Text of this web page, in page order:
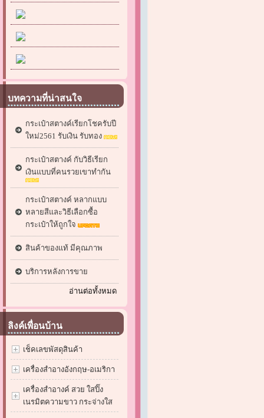
บทความที่น่าสนใจ
กระเป๋าสตางค์เรียกโชครับปี
ใหม่2561 รับเงิน รับทอง
กระเป๋าสตางค์ กับวิธีเรียก
เงินแบบที่คนรวยเขาทำกัน
กระเป๋าสตางค์ หลากแบบ
หลายสีและวิธีเลือกซื้อ
กระเป๋าให้ถูกใจ
สินค้าของแท้ มีคุณภาพ
บริการหลังการขาย
อ่านต่อทั้งหมด
ลิงค์เพื่อนบ้าน
เช็คเลขพัสดุสินค้า
เครื่องสำอางอังกฤษ-อเมริกา
เครื่องสำอางค์ สวย ใสปิ๊ง
เนรมิตความขาว กระจ่างใส